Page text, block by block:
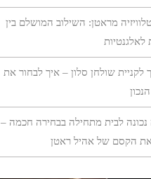
מראטן: השילוב המושלם בין
לאלגנטיות
לקניית שולחן סלון – איך לבחור את
נכונה לבית מתחילה בבחירה חכמה –
את הקסם של אהיל ראטן